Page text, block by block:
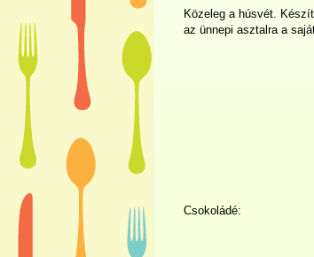
Közeleg a húsvét.
az ünnepi asztalra a
Csokoládé: